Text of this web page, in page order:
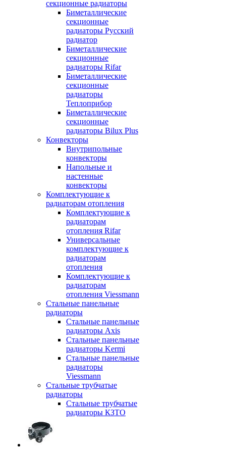
секционные радиаторы
Биметаллические
секционные
радиаторы Русский
радиатор
Биметаллические
секционные
радиаторы Rifar
Биметаллические
секционные
радиаторы
Теплоприбор
Биметаллические
секционные
радиаторы Bilux Plus
Конвекторы
Внутрипольные
конвекторы
Напольные и
настенные
конвекторы
Комплектующие к
радиаторам отопления
Комплектующие к
радиаторам
отопления Rifar
Универсальные
комплектующие к
радиаторам
отопления
Комплектующие к
радиаторам
отопления Viessmann
Стальные панельные
радиаторы
Стальные панельные
радиаторы Axis
Стальные панельные
радиаторы Kermi
Стальные панельные
радиаторы
Viessmann
Стальные трубчатые
радиаторы
Стальные трубчатые
радиаторы КЗТО